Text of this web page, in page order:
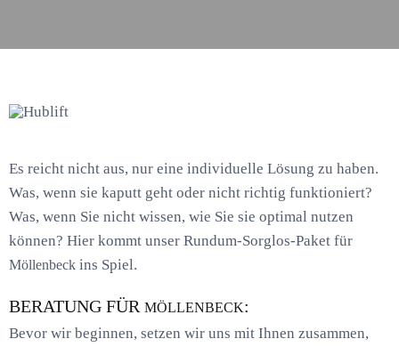
Es reicht nicht aus, nur eine individuelle Lösung zu haben.
Was, wenn sie kaputt geht oder nicht richtig funktioniert?
Was, wenn Sie nicht wissen, wie Sie sie optimal nutzen
können? Hier kommt unser Rundum-Sorglos-Paket für
Möllenbeck ins Spiel.
BERATUNG FÜR MÖLLENBECK:
Bevor wir beginnen, setzen wir uns mit Ihnen zusammen,